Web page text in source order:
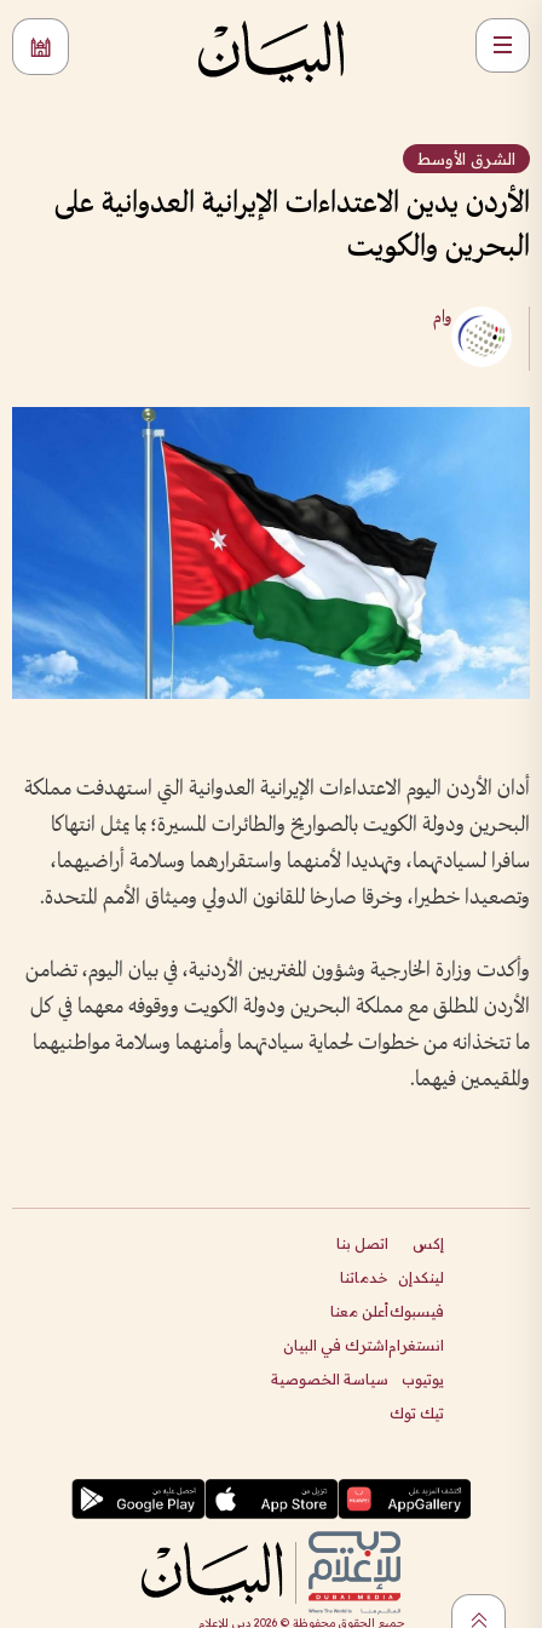
الشرق الأوسط
الأردن يدين الاعتداءات الإيرانية العدوانية على
البحرين والكويت
وام
أدان الأردن اليوم الاعتداءات الإيرانية العدوانية التي استهدفت مملكة
البحرين ودولة الكويت بالصواريخ والطائرات المسيرة؛ بما يمثل انتهاكا
سافرا لسيادتهما، وتهديدا لأمنهما واستقرارهما وسلامة أراضيهما،
وتصعيدا خطيرا، وخرقا صارخا للقانون الدولي وميثاق الأمم المتحدة.
وأكدت وزارة الخارجية وشؤون المغتربين الأردنية، في بيان اليوم، تضامن
الأردن المطلق مع مملكة البحرين ودولة الكويت ووقوفه معهما في كل
ما تتخذانه من خطوات لحماية سيادتهما وأمنهما وسلامة مواطنيهما
والمقيمين فيهما.
إكس
لينكدإن
فيسبوك
انستغرام
يوتيوب
تيك توك
اتصل بنا
خدماتنا
أعلن معنا
اشترك في البيان
سياسة الخصوصية
جميع الحقوق محفوظة ©2026 دبي للإعلام